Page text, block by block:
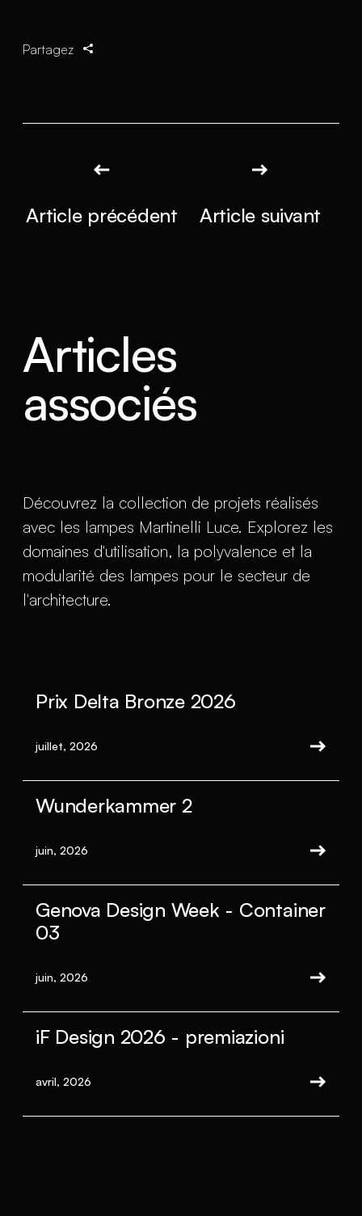
Partagez
Article précédent Article suivant
Articles
associés
Découvrez la collection de projets réalisés
avec les lampes Martinelli Luce. Explorez les
domaines d'utilisation, la polyvalence et la
modularité des lampes pour le secteur de
l'architecture.
Prix Delta Bronze 2026
juillet, 2026
Wunderkammer 2
juin, 2026
Genova Design Week - Container
03
juin, 2026
iF Design 2026 - premiazioni
avril, 2026